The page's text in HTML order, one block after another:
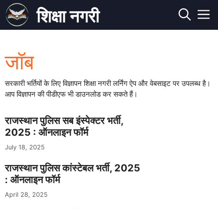
Skip
to
content
शिक्षा नगरी
जॉब
सरकारी भर्तियों के लिए विज्ञापन शिक्षा नगरी लर्निंग ऐप और वेबसाइट पर उपलब्ध है।
आप विज्ञापन की पीडीएफ भी डाउनलोड कर सकते हैं।
राजस्थान पुलिस सब इंस्पेक्टर भर्ती,
2025 : ऑनलाइन फॉर्म
July 18, 2025
राजस्थान पुलिस कांस्टेबल भर्ती, 2025
: ऑनलाइन फॉर्म
April 28, 2025